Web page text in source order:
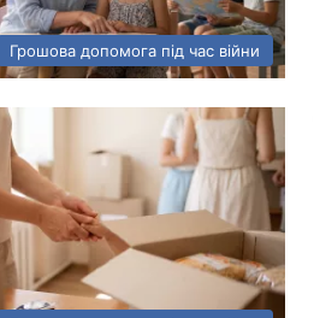
Грошова допомога під час війни